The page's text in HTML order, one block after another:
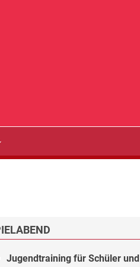
Jugendtraining für Schüler und